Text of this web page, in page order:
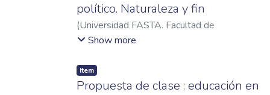
político. Naturaleza y fin
(Universidad FASTA. Facultad de
Humanidades,
Show more
Item
Propuesta de clase : educación en